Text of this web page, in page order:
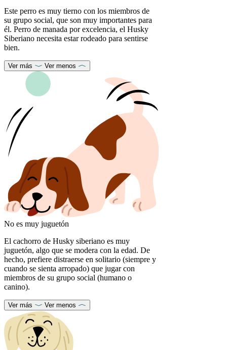
Este perro es muy tierno con los miembros de
su grupo social, que son muy importantes para
él. Perro de manada por excelencia, el Husky
Siberiano necesita estar rodeado para sentirse
bien.
Ver más Ver menos
No es muy juguetón
El cachorro de Husky siberiano es muy
juguetón, algo que se modera con la edad. De
hecho, prefiere distraerse en solitario (siempre y
cuando se sienta arropado) que jugar con
miembros de su grupo social (humano o
canino).
Ver más Ver menos